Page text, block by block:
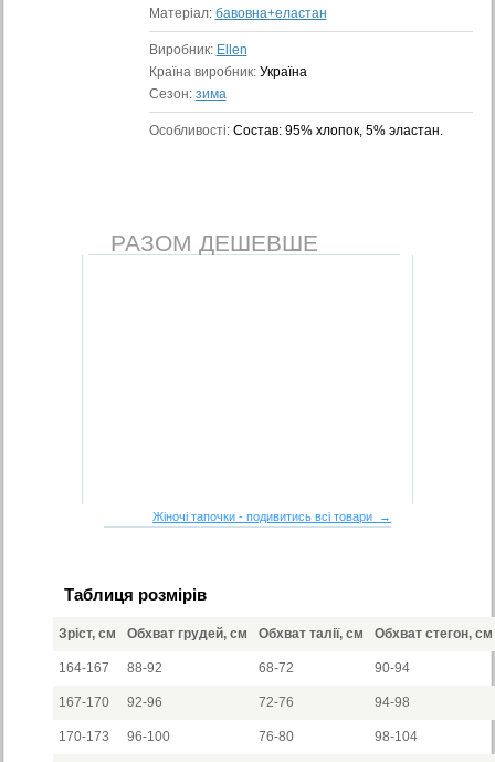
Матеріал: бавовна+еластан
Виробник: Ellen
Країна виробник: Україна
Сезон: зима
Особливості: Состав: 95% хлопок, 5% эластан.
РАЗОМ ДЕШЕВШЕ
Жіночі тапочки - подивитись всі товари →
Таблиця розмірів
Зріст, см Обхват грудей, см Обхват талії, см Обхват стегон, см
164-167 88-92 68-72 90-94
167-170 92-96 72-76 94-98
170-173 96-100 76-80 98-104